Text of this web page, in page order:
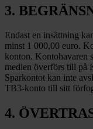
3.
Endast en insättning
minst 1 000,00 euro.
konton. Kontohavaren
medlen överförs till på
Sparkontot kan inte
TB3-konto till sitt
4.